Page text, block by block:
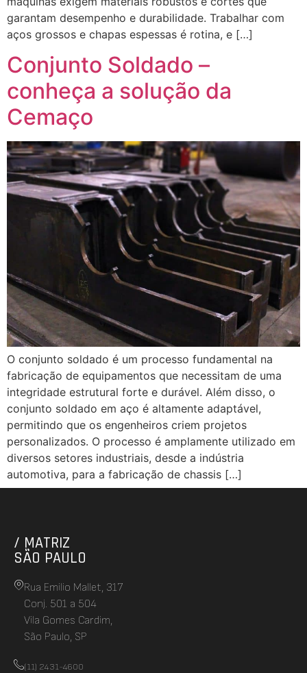
garantam desempenho e durabilidade. Trabalhar com
aços grossos e chapas espessas é rotina, e […]
Conjunto Soldado –
conheça a solução da
Cemaço
O conjunto soldado é um processo fundamental na
fabricação de equipamentos que necessitam de uma
integridade estrutural forte e durável. Além disso, o
conjunto soldado em aço é altamente adaptável,
permitindo que os engenheiros criem projetos
personalizados. O processo é amplamente utilizado em
diversos setores industriais, desde a indústria
automotiva, para a fabricação de chassis […]
/ MATRIZ
SÃO PAULO
Rua Emilio Mallet, 317
Conj. 501 a 504
Vila Gomes Cardim,
São Paulo, SP
(11) 2431-4600